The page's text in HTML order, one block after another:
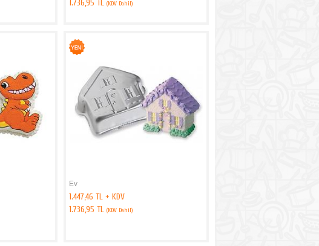
1.736,95 TL (KDV Dahil)
Ev
1.447,46 TL + KDV
1.736,95 TL (KDV Dahil)